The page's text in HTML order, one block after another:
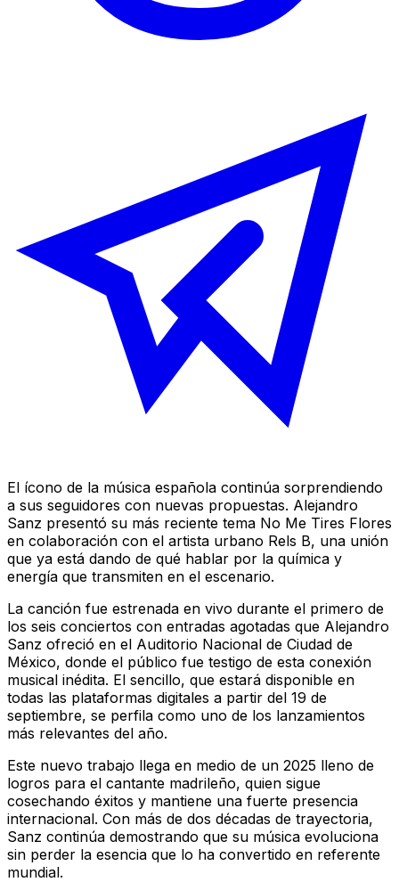
El ícono de la música española continúa sorprendiendo
a sus seguidores con nuevas propuestas. Alejandro
Sanz presentó su más reciente tema No Me Tires Flores
en colaboración con el artista urbano Rels B, una unión
que ya está dando de qué hablar por la química y
energía que transmiten en el escenario.
La canción fue estrenada en vivo durante el primero de
los seis conciertos con entradas agotadas que Alejandro
Sanz ofreció en el Auditorio Nacional de Ciudad de
México, donde el público fue testigo de esta conexión
musical inédita. El sencillo, que estará disponible en
todas las plataformas digitales a partir del 19 de
septiembre, se perfila como uno de los lanzamientos
más relevantes del año.
Este nuevo trabajo llega en medio de un 2025 lleno de
logros para el cantante madrileño, quien sigue
cosechando éxitos y mantiene una fuerte presencia
internacional. Con más de dos décadas de trayectoria,
Sanz continúa demostrando que su música evoluciona
sin perder la esencia que lo ha convertido en referente
mundial.